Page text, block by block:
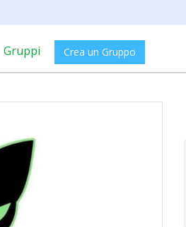
Gruppi Crea un Gruppo